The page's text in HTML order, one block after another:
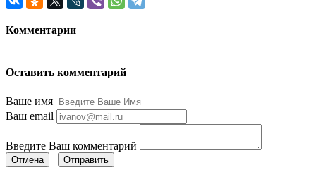
Комментарии
Оставить комментарий
Ваше имя
Ваш email
Введите Ваш комментарий
Отмена Отправить